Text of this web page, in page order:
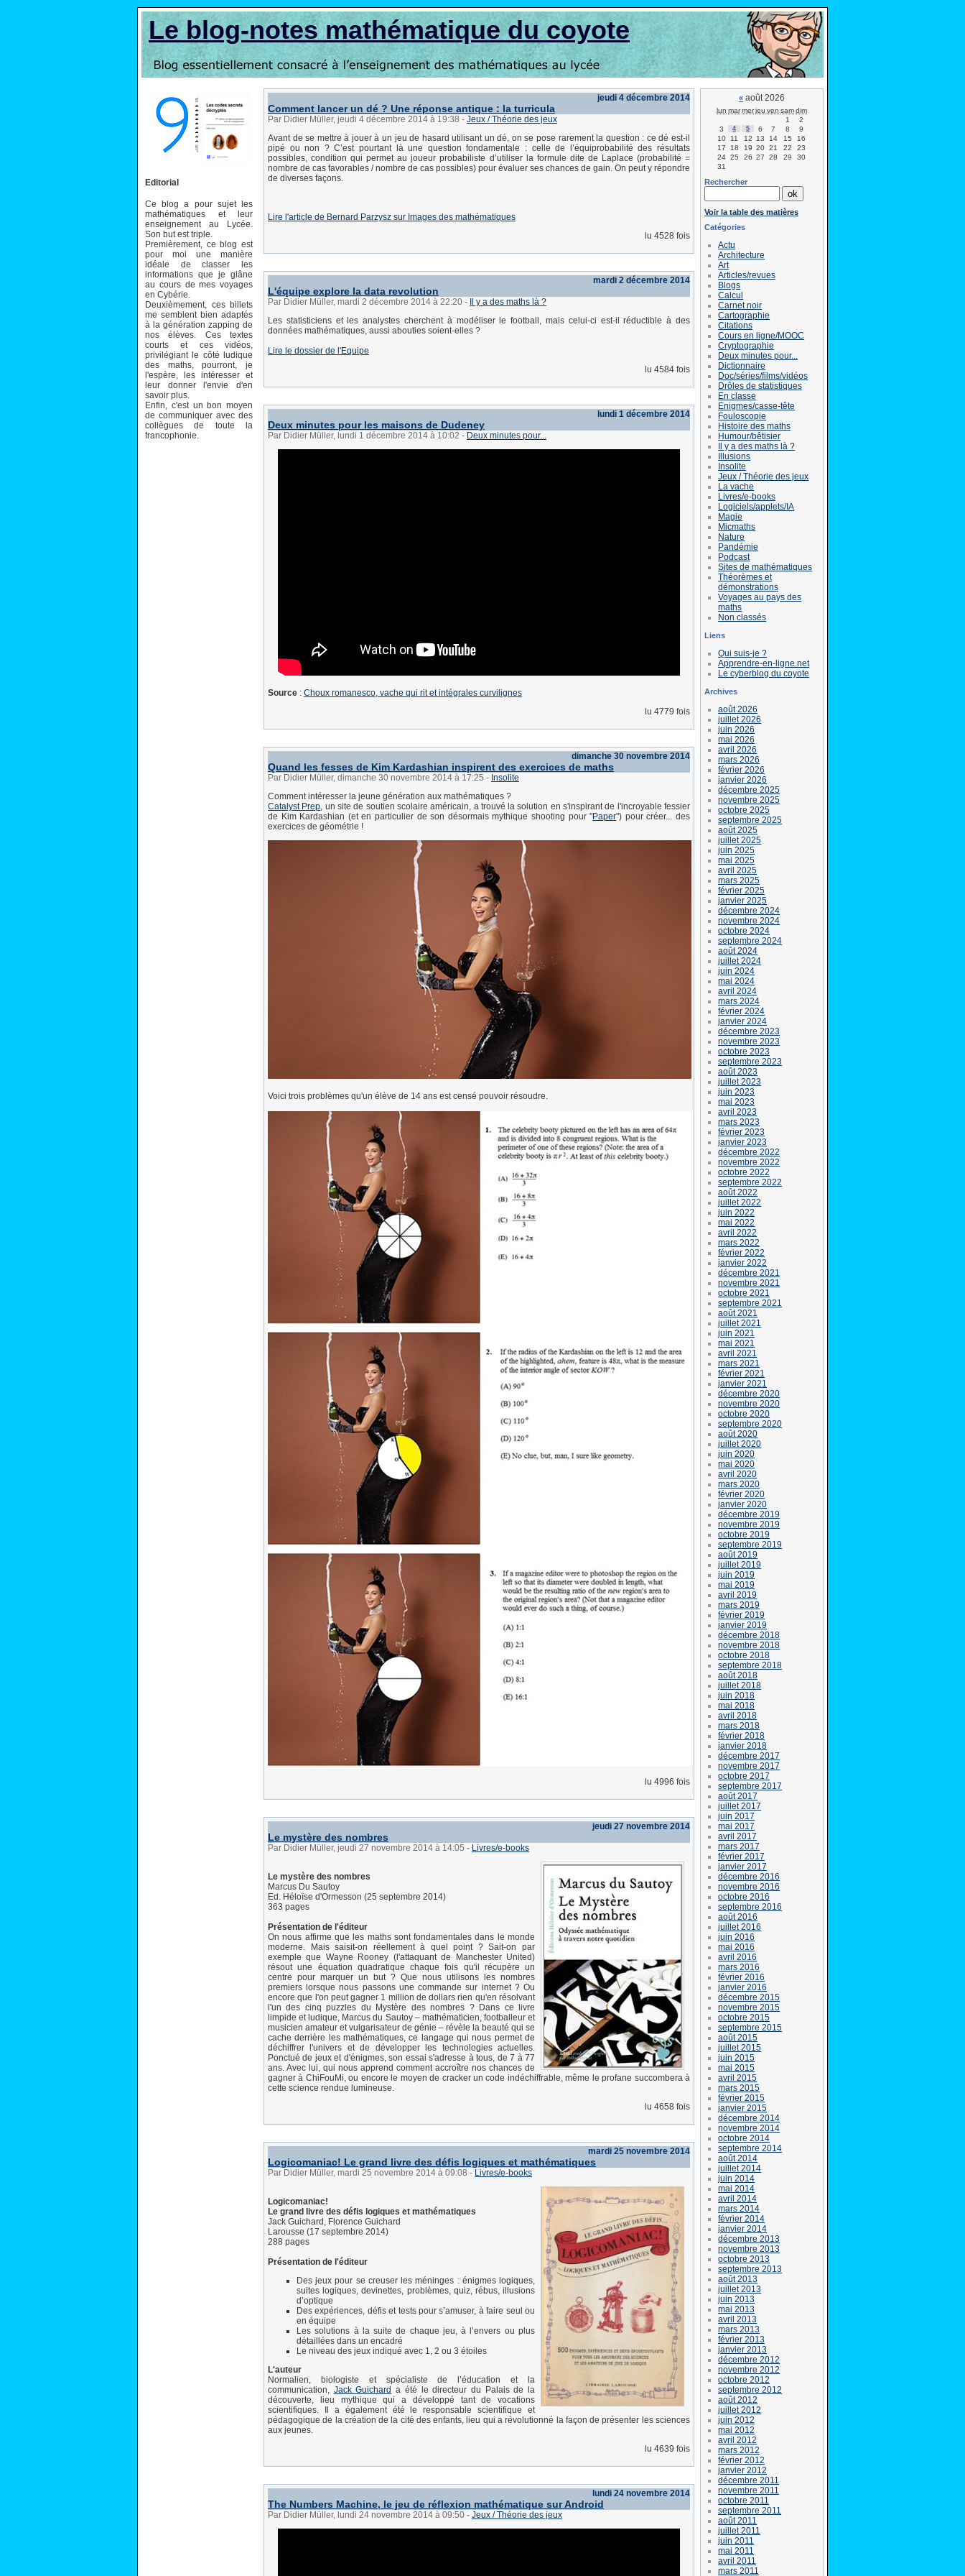
Le blog-notes mathématique du coyote
Editorial
Ce blog a pour sujet les
mathématiques et leur
enseignement au Lycée.
Son but est triple.
Premièrement, ce blog est
pour moi une manière
idéale de classer les
informations que je glâne
au cours de mes voyages
en Cybérie.
Deuxièmement, ces billets
me semblent bien adaptés
à la génération zapping de
nos élèves. Ces textes
courts et ces vidéos,
privilégiant le côté ludique
des maths, pourront, je
l'espère, les intéresser et
leur donner l'envie d'en
savoir plus.
Enfin, c'est un bon moyen
de communiquer avec des
collègues de toute la
francophonie.
jeudi 4 décembre 2014
Comment lancer un dé ? Une réponse antique : la turricula
Par Didier Müller, jeudi 4 décembre 2014 à 19:38 - Jeux / Théorie des jeux
Avant de se mettre à jouer à un jeu de hasard utilisant un dé, on se pose rarement la question : ce dé est-il
pipé ou non ? C’est pourtant là une question fondamentale : celle de l’équiprobabilité des résultats
possibles, condition qui permet au joueur probabiliste d’utiliser la formule dite de Laplace (probabilité =
nombre de cas favorables / nombre de cas possibles) pour évaluer ses chances de gain. On peut y répondre
de diverses façons.
Lire l'article de Bernard Parzysz sur Images des mathématiques
lu 4528 fois
mardi 2 décembre 2014
L'équipe explore la data revolution
Par Didier Müller, mardi 2 décembre 2014 à 22:20 -
Il y a des maths là ?
Les statisticiens et les analystes cherchent à modéliser le football, mais celui-ci est-il réductible à des
données mathématiques, aussi abouties soient-elles ?
Lire le dossier de l'Equipe
lu 4584 fois
lundi 1 décembre 2014
Deux minutes pour les maisons de Dudeney
Par Didier Müller, lundi 1 décembre 2014 à 10:02 - Deux minutes pour...
Source : Choux romanesco, vache qui rit et intégrales curvilignes
lu 4779 fois
dimanche 30 novembre 2014
Quand les fesses de Kim Kardashian inspirent des exercices de maths
Par Didier Müller, dimanche 30 novembre 2014 à 17:25 - Insolite
Comment intéresser la jeune génération aux mathématiques ?
Catalyst Prep, un site de soutien scolaire américain, a trouvé la solution en s'inspirant de l'incroyable fessier
de Kim Kardashian (et en particulier de son désormais mythique shooting pour "Paper") pour créer... des
exercices de géométrie !
Voici trois problèmes qu'un élève de 14 ans est censé pouvoir résoudre.
lu 4996 fois
jeudi 27 novembre 2014
Le mystère des nombres
Par Didier Müller, jeudi 27 novembre 2014 à 14:05 - Livres/e-books
Le mystère des nombres
Marcus Du Sautoy
Ed. Héloïse d'Ormesson (25 septembre 2014)
363 pages
Présentation de l'éditeur
On nous affirme que les maths sont fondamentales dans le monde
moderne. Mais saisit-on réellement à quel point ? Sait-on par
exemple que Wayne Rooney (l'attaquant de Manchester United)
résout une équation quadratique chaque fois qu'il récupère un
centre pour marquer un but ? Que nous utilisons les nombres
premiers lorsque nous passons une commande sur internet ? Ou
encore que l'on peut gagner 1 million de dollars rien qu'en résolvant
l'un des cinq puzzles du Mystère des nombres ? Dans ce livre
limpide et ludique, Marcus du Sautoy – mathématicien, footballeur et
musicien amateur et vulgarisateur de génie – révèle la beauté qui se
cache derrière les mathématiques, ce langage qui nous permet de
déchiffrer l'univers et de développer les technologies actuelles.
Ponctué de jeux et d'énigmes, son essai s'adresse à tous, de 7 à 77
ans. Avec lui, qui nous apprend comment accroître nos chances de
gagner à ChiFouMi, ou encore le moyen de cracker un code indéchiffrable, même le profane succombera à
cette science rendue lumineuse.
lu 4658 fois
mardi 25 novembre 2014
Logicomaniac! Le grand livre des défis logiques et mathématiques
Par Didier Müller, mardi 25 novembre 2014 à 09:08 - Livres/e-books
Logicomaniac!
Le grand livre des défis logiques et mathématiques
Jack Guichard, Florence Guichard
Larousse (17 septembre 2014)
288 pages
Présentation de l'éditeur
Des jeux pour se creuser les méninges : énigmes logiques,
suites logiques, devinettes, problèmes, quiz, rébus, illusions
d’optique
Des expériences, défis et tests pour s’amuser, à faire seul ou
en équipe
Les solutions à la suite de chaque jeu, à l’envers ou plus
détaillées dans un encadré
Le niveau des jeux indiqué avec 1, 2 ou 3 étoiles
L'auteur
Normalien, biologiste et spécialiste de l’éducation et la
communication, Jack Guichard a été le directeur du Palais de la
découverte, lieu mythique qui a développé tant de vocations
scientifiques. Il a également été le responsable scientifique et
pédagogique de la création de la cité des enfants, lieu qui a révolutionné la façon de présenter les sciences
aux jeunes.
lu 4639 fois
lundi 24 novembre 2014
The Numbers Machine, le jeu de réflexion mathématique sur Android
Par Didier Müller, lundi 24 novembre 2014 à 09:50 - Jeux / Théorie des jeux
« août 2026
lun marmerjeu ven samdim
1
2
3
4 5 6 7 8
9
10
11 12 13 14 15
16
17
18 19 20 21 22
23
24 25 26 27 28 29
30
31
Rechercher
Voir la table des matières
Catégories
Actu
Architecture
Art
Articles/revues
Blogs
Calcul
Carnet noir
Cartographie
Citations
Cours en ligne/MOOC
Cryptographie
Deux minutes pour...
Dictionnaire
Doc/séries/films/vidéos
Drôles de statistiques
En classe
Enigmes/casse-tête
Fouloscopie
Histoire des maths
Humour/bêtisier
Il y a des maths là ?
Illusions
Insolite
Jeux / Théorie des jeux
La vache
Livres/e-books
Logiciels/applets/IA
Magie
Micmaths
Nature
Pandémie
Podcast
Sites de mathématiques
Théorèmes et
démonstrations
Voyages au pays des
maths
Non classés
Liens
Qui suis-je ?
Apprendre-en-ligne.net
Le cyberblog du coyote
Archives
août 2026
juillet 2026
juin 2026
mai 2026
avril 2026
mars 2026
février 2026
janvier 2026
décembre 2025
novembre 2025
octobre 2025
septembre 2025
août 2025
juillet 2025
juin 2025
mai 2025
avril 2025
mars 2025
février 2025
janvier 2025
décembre 2024
novembre 2024
octobre 2024
septembre 2024
août 2024
juillet 2024
juin 2024
mai 2024
avril 2024
mars 2024
février 2024
janvier 2024
décembre 2023
novembre 2023
octobre 2023
septembre 2023
août 2023
juillet 2023
juin 2023
mai 2023
avril 2023
mars 2023
février 2023
janvier 2023
décembre 2022
novembre 2022
octobre 2022
septembre 2022
août 2022
juillet 2022
juin 2022
mai 2022
avril 2022
mars 2022
février 2022
janvier 2022
décembre 2021
novembre 2021
octobre 2021
septembre 2021
août 2021
juillet 2021
juin 2021
mai 2021
avril 2021
mars 2021
février 2021
janvier 2021
décembre 2020
novembre 2020
octobre 2020
septembre 2020
août 2020
juillet 2020
juin 2020
mai 2020
avril 2020
mars 2020
février 2020
janvier 2020
décembre 2019
novembre 2019
octobre 2019
septembre 2019
août 2019
juillet 2019
juin 2019
mai 2019
avril 2019
mars 2019
février 2019
janvier 2019
décembre 2018
novembre 2018
octobre 2018
septembre 2018
août 2018
juillet 2018
juin 2018
mai 2018
avril 2018
mars 2018
février 2018
janvier 2018
décembre 2017
novembre 2017
octobre 2017
septembre 2017
août 2017
juillet 2017
juin 2017
mai 2017
avril 2017
mars 2017
février 2017
janvier 2017
décembre 2016
novembre 2016
octobre 2016
septembre 2016
août 2016
juillet 2016
juin 2016
mai 2016
avril 2016
mars 2016
février 2016
janvier 2016
décembre 2015
novembre 2015
octobre 2015
septembre 2015
août 2015
juillet 2015
juin 2015
mai 2015
avril 2015
mars 2015
février 2015
janvier 2015
décembre 2014
novembre 2014
octobre 2014
septembre 2014
août 2014
juillet 2014
juin 2014
mai 2014
avril 2014
mars 2014
février 2014
janvier 2014
décembre 2013
novembre 2013
octobre 2013
septembre 2013
août 2013
juillet 2013
juin 2013
mai 2013
avril 2013
mars 2013
février 2013
janvier 2013
décembre 2012
novembre 2012
octobre 2012
septembre 2012
août 2012
juillet 2012
juin 2012
mai 2012
avril 2012
mars 2012
février 2012
janvier 2012
décembre 2011
novembre 2011
octobre 2011
septembre 2011
août 2011
juillet 2011
juin 2011
mai 2011
avril 2011
mars 2011